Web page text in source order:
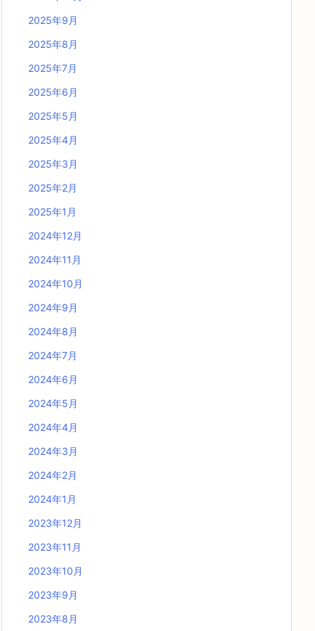
2025年9月
2025年8月
2025年7月
2025年6月
2025年5月
2025年4月
2025年3月
2025年2月
2025年1月
2024年12月
2024年11月
2024年10月
2024年9月
2024年8月
2024年7月
2024年6月
2024年5月
2024年4月
2024年3月
2024年2月
2024年1月
2023年12月
2023年11月
2023年10月
2023年9月
2023年8月